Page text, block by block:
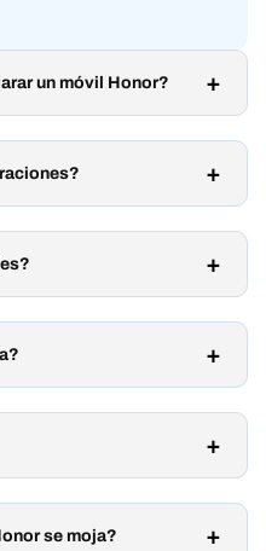
un móvil Honor?
se moja?